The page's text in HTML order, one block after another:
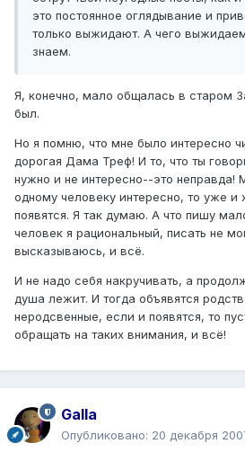
это постоянное оглядывание и
только выжидают. А чего
знаем.
Я, конечно, мало общалась в старом
был.
Но я помню, что мне было интересно
дорогая Дама Треф! И то, что ты
нужно и не интересно--это неправда!
одному человеку интересно, то уже и
появятся. Я так думаю. А что пишу
человек я рациональный, писать не
высказываюсь, и всё.
И не надо себя накручивать, а
душа лежит. И тогда объявятся
неродсвенные, если и появятся, то
обращать на таких внимания, и всё!
Galla
Опубликовано: 20 декабря